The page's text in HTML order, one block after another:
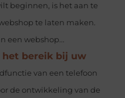
beginnen, is het aan te
te laten maken.
een webshop...
bereik bij uw
van een telefoon
de ontwikkeling van de